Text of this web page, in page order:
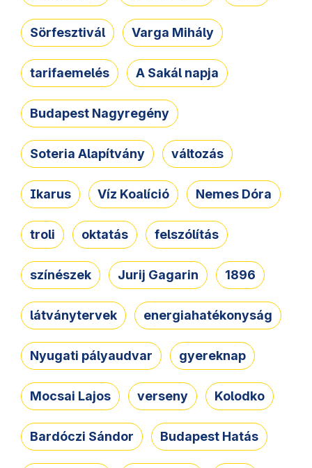
Sörfesztivál Varga Mihály
tarifaemelés A Sakál napja
Budapest Nagyregény
Soteria Alapítvány változás
Ikarus Víz Koalíció Nemes Dóra
troli oktatás felszólítás
színészek Jurij Gagarin 1896
látványtervek energiahatékonyság
Nyugati pályaudvar gyereknap
Mocsai Lajos verseny Kolodko
Bardóczi Sándor Budapest Hatás